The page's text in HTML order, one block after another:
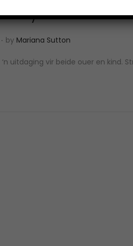
my kind om te
. by Mariana Sutton
uitdaging vir beide ouer en kind.